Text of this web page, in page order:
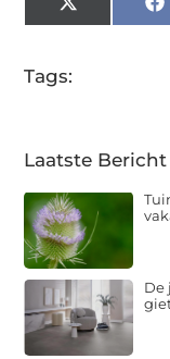
X
(Twitter)
Tags:
Laatste Bericht
De